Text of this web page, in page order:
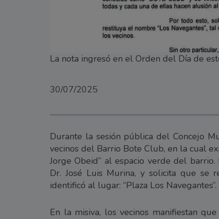
La nota ingresó en el Orden del Día de
30/07/2025
Durante la sesión pública del Concejo
vecinos del Barrio Bote Club, en la cual
Jorge Obeid” al espacio verde del
Dr. José Luis Murina, y solicita que se
identificó al lugar: “Plaza Los Navegantes”.
En la misiva, los vecinos manifiestan